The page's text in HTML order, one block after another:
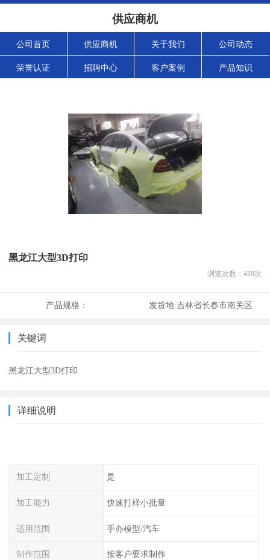
供应商机
公司首页 供应商机 关于我们 公司动态
荣誉认证 招聘中心 客户案例 产品知识
黑龙江大型3D打印
浏览次数： 418次
产品规格： 发货地:吉林省长春市南关区
关键词
黑龙江大型3D打印
详细说明
加工定制 是
加工能力 快速打样小批量
适用范围 手办模型/汽车
制作范围 按客户要求制作